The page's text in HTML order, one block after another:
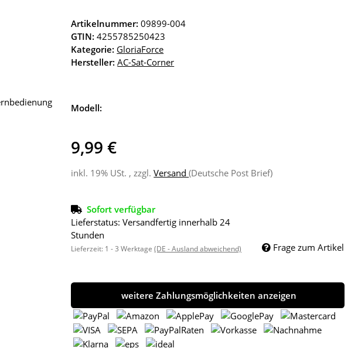
Artikelnummer:09899-004
GTIN: 4255785250423
Kategorie: GloriaForce
Hersteller: AC-Sat-Corner
Modell:
9,99 €
inkl. 19% USt. , zzgl.Versand(Deutsche Post Brief)
Sofort verfügbar
Lieferstatus: Versandfertig innerhalb 24
Stunden
Lieferzeit: 1 - 3 Werktage(DE - Ausland abweichend) Frage zum Artikel
weitere Zahlungsmöglichkeiten anzeigen